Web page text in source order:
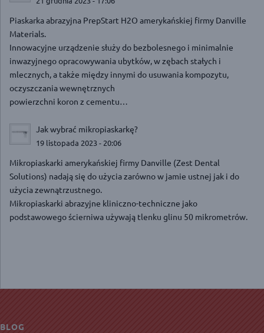
Piaskarka abrazyjna PrepStart H2O amerykańskiej firmy Danville
Materials.
Innowacyjne urządzenie służy do bezbolesnego i minimalnie
inwazyjnego opracowywania ubytków, w zębach stałych i
mlecznych, a także między innymi do usuwania kompozytu,
oczyszczania wewnętrznych
powierzchni koron z cementu…
Jak wybrać mikropiaskarkę?
19 listopada 2023 - 20:06
Mikropiaskarki amerykańskiej firmy Danville (Zest Dental
Solutions) nadają się do użycia zarówno w jamie ustnej jak i do
użycia zewnątrzustnego.
Mikropiaskarki abrazyjne kliniczno-techniczne jako
podstawowego ścierniwa używają tlenku glinu 50 mikrometrów.
BLOG